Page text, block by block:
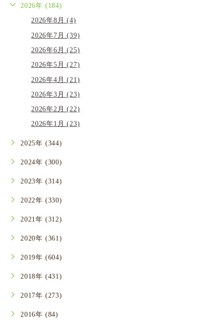
2026年 (184)
2026年8月 (4)
2026年7月 (39)
2026年6月 (25)
2026年5月 (27)
2026年4月 (21)
2026年3月 (23)
2026年2月 (22)
2026年1月 (23)
2025年 (344)
2024年 (300)
2023年 (314)
2022年 (330)
2021年 (312)
2020年 (361)
2019年 (604)
2018年 (431)
2017年 (273)
2016年 (84)